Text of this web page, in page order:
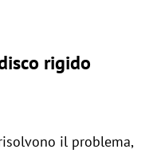
rigido
il problema,